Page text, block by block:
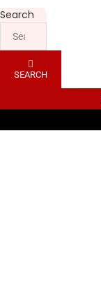
Search
SEARCH